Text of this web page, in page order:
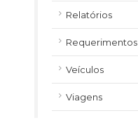
Relatórios
Requerimentos
Veículos
Viagens